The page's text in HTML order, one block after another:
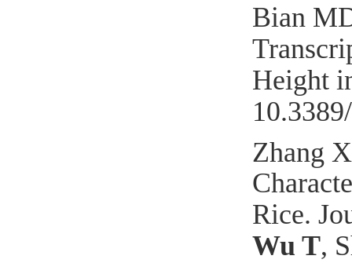
Bian
Height
Zhang
Rice.
Wu T,